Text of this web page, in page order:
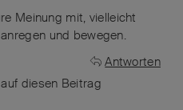
Meinung mit, vielleicht
und bewegen.
Antworten
auf diesen Beitrag